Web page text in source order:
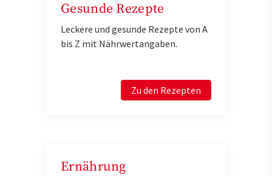
Gesunde Rezepte
Leckere und gesunde Rezepte von A
bis Z mit Nährwertangaben.
Zu den Rezepten
Ernährung